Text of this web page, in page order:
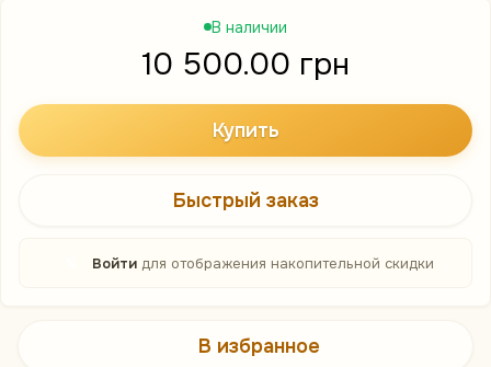
В наличии
10 500.00 грн
Купить
Быстрый заказ
Войти для отображения накопительной скидки
В избранное